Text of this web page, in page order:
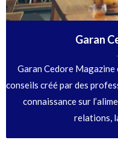
Garan
Garan Cedore Magazine
conseils créé par des
connaissance sur
relations,